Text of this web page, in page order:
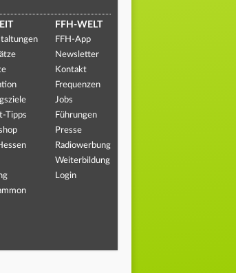
Tipps
FFH-WELT
FFH-App
Newsletter
Kontakt
Frequenzen
Jobs
Führungen
Presse
Radiowerbung
Weiterbildung
Login